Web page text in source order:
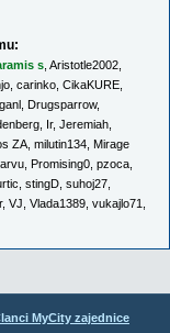
s Aristotle2002
carinko CikaKURE
Drugsparrow,
Ir, Jeremiah
ZA milutin134 Mirage
Promising0 pzoca
stingD suhoj27
, VJ Vlada1389 vukajlo71
MyCity zajednice